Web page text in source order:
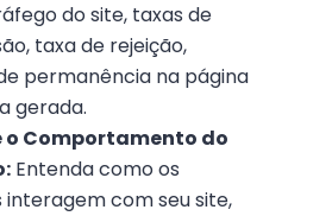
do site, taxas de
taxa de rejeição,
permanência na página
gerada.
o Comportamento do
Entenda como os
interagem com seu site,